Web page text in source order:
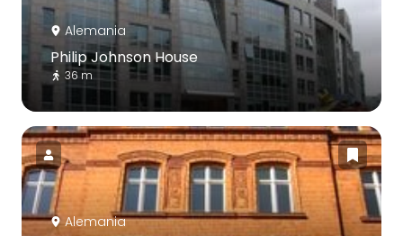
Alemania
Philip Johnson House
36 m
Alemania